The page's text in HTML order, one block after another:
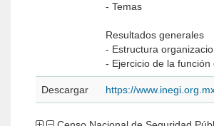
- Temas
Resultados generales
- Estructura
- Ejercicio de la
Descargar https://